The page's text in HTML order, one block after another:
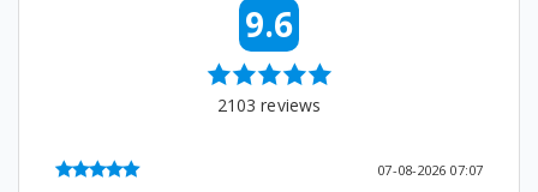
D5879UW 7608184142
D8833FD 7665347342
9.6
2103 reviews
07-08-2026 07:07